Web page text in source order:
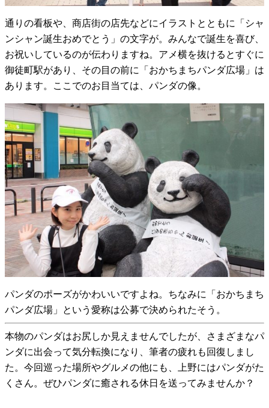
通りの看板や、商店街の店先などにイラストとともに「シャ
ンシャン誕生おめでとう」の文字が。みんなで誕生を喜び、
お祝いしているのが伝わりますね。アメ横を抜けるとすぐに
御徒町駅があり、その目の前に「おかちまちパンダ広場」は
あります。ここでのお目当ては、パンダの像。
パンダのポーズがかわいいですよね。ちなみに「おかちまち
パンダ広場」という愛称は公募で決められたそう。
本物のパンダはお尻しか見えませんでしたが、さまざまなパ
ンダに出会って気分転換になり、筆者の疲れも回復しまし
た。今回巡った場所やグルメの他にも、上野にはパンダがた
くさん。ぜひパンダに癒される休日を送ってみませんか？